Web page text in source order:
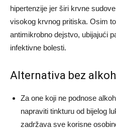
hipertenzije jer širi krvne
visokog krvnog pritiska. Osim
antimikrobno dejstvo, ubijajući
infektivne bolesti.
Alternativa bez
Za one koji ne podnose
napraviti tinkturu od bijelog
zadržava sve korisne